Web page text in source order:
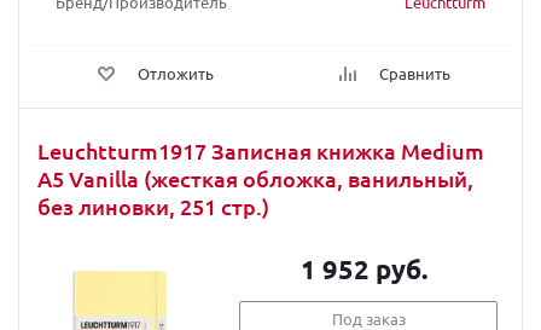
Отложить Сравнить
Leuchtturm1917 Записная книжка Medium
A5 Vanilla (жесткая обложка, ванильный,
без линовки, 251 стр.)
1 952 руб.
Под заказ